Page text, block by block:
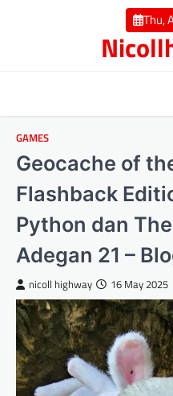
Thu,
GAMES
Geocache of
Flashback
Python dan
Adegan 21 –
nicoll highway 16 May 2025